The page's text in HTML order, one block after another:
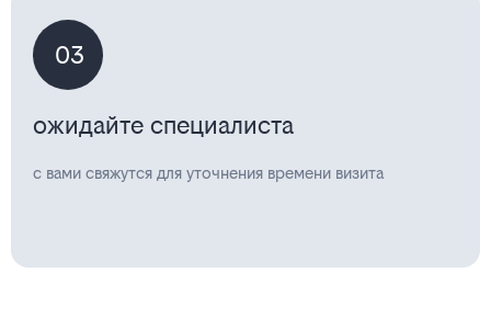
03
ожидайте специалиста
с вами свяжутся для уточнения времени визита